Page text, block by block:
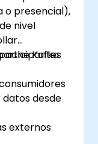
o presencial),
nivel
Kafka.
desde
externos